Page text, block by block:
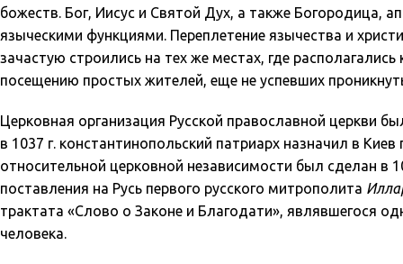
божеств. Бог, Иисус и Святой Дух, а также Богородица,
языческими функциями. Переплетение язычества и
зачастую строились на тех же местах, где
посещению простых жителей, еще не успевших
Церковная организация Русской православной церкви
в 1037 г. константинопольский патриарх назначил в
относительной церковной независимости был сделан в
поставления на Русь первого русского митрополита
трактата «Слово о Законе и Благодати», являвшегося
человека.